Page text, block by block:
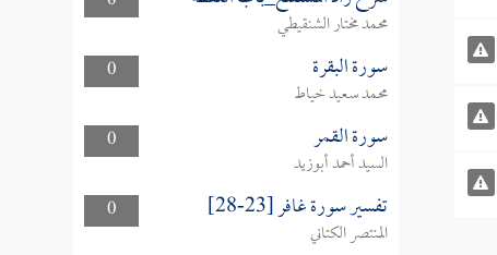
محمد مختار الشنقيطي
0
سورة البقرة
محمد سعيد خياط
0
سورة القمر
السيد أحمد أبوزيد
0
تفسير سورة غافر [23-28]
المنتصر الكتاني